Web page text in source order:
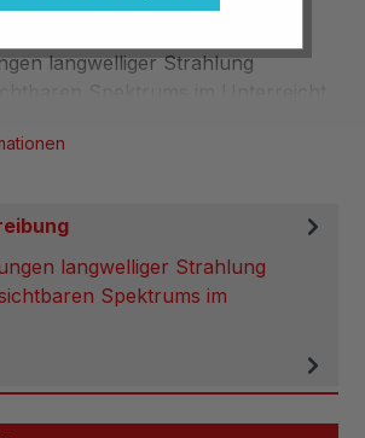
langwelliger Strahlung
langwelliger Strahlung
Spektrums im